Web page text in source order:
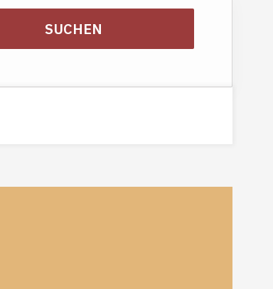
SUCHEN